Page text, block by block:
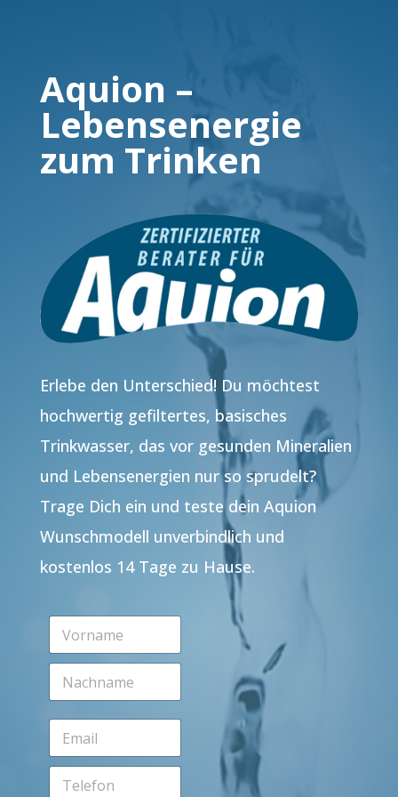
Aquion –
Lebensenergie
zum Trinken
Erlebe den Unterschied! Du möchtest
hochwertig gefiltertes, basisches
Trinkwasser, das vor gesunden Mineralien
und Lebensenergien nur so sprudelt?
Trage Dich ein und teste dein Aquion
Wunschmodell unverbindlich und
kostenlos 14 Tage zu Hause.
V
r
m
e
N
c
h
a
m
E
a
T